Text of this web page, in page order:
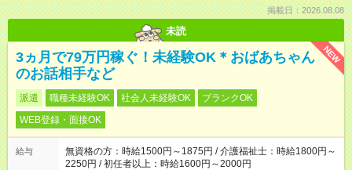
掲載日：2026.08.08
未読
NEW
3ヵ月で79万円稼ぐ！未経験OK＊おばあちゃん
のお話相手など
派遣 職種未経験OK 社会人未経験OK
ブランクOK
WEB登録・面接OK
給与
無資格の方：時給1500円～1875円 / 介護福祉士：時給1800円～
2250円 / 初任者以上：時給1600円～2000円